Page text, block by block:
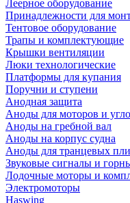
Леерное оборудование
Принадлежности для
Тентовое оборудование
Трапы и комплектующие
Крышки вентиляции
Люки технологические
Платформы для купания
Поручни и ступени
Анодная защита
Аноды для моторов и
Аноды на гребной вал
Аноды на корпус судна
Аноды для транцевых
Звуковые сигналы и
Лодочные моторы и
Электромоторы
Haswing